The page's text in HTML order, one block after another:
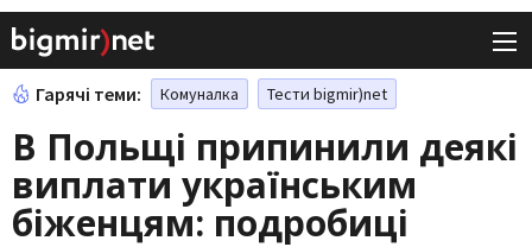
Гарячі теми: Комуналка Тести bigmir)net
В Польщі припинили деякі
виплати українським
біженцям: подробиці